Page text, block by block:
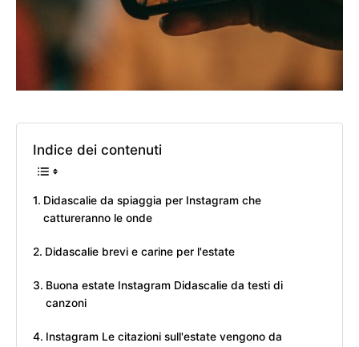
Indice dei contenuti
Didascalie da spiaggia per Instagram che
cattureranno le onde
Didascalie brevi e carine per l'estate
Buona estate Instagram Didascalie da testi di
canzoni
Instagram Le citazioni sull'estate vengono da